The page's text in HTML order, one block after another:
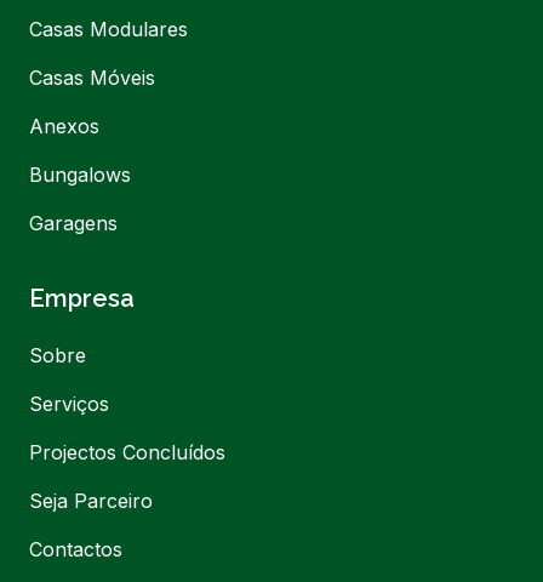
Casas Modulares
Casas Móveis
Anexos
Bungalows
Garagens
Empresa
Sobre
Serviços
Projectos Concluídos
Seja Parceiro
Contactos